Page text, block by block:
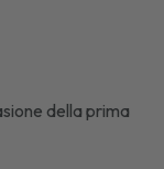
della prima